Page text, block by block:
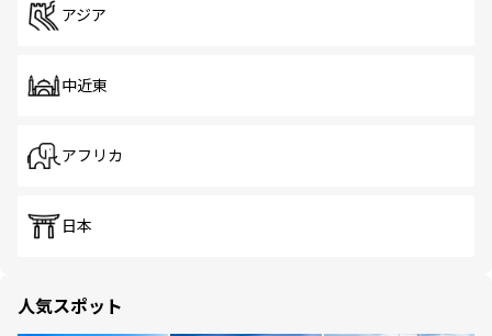
アジア
中近東
アフリカ
日本
人気スポット